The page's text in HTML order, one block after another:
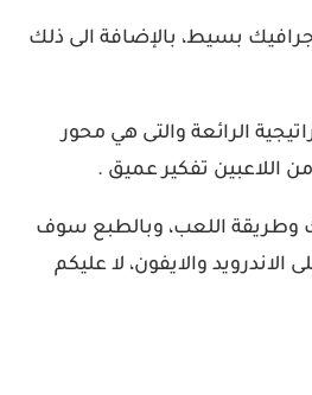
بسيط، بالإضافة الى ذلك
الرائعة والتى هي محور
اللاعبين تفكير عميق .
وطريقة اللعب، وبالطبع سوف
والايفون، لا عليكم